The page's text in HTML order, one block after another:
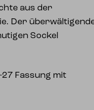
aus der
Der
Sockel
Fassung mit